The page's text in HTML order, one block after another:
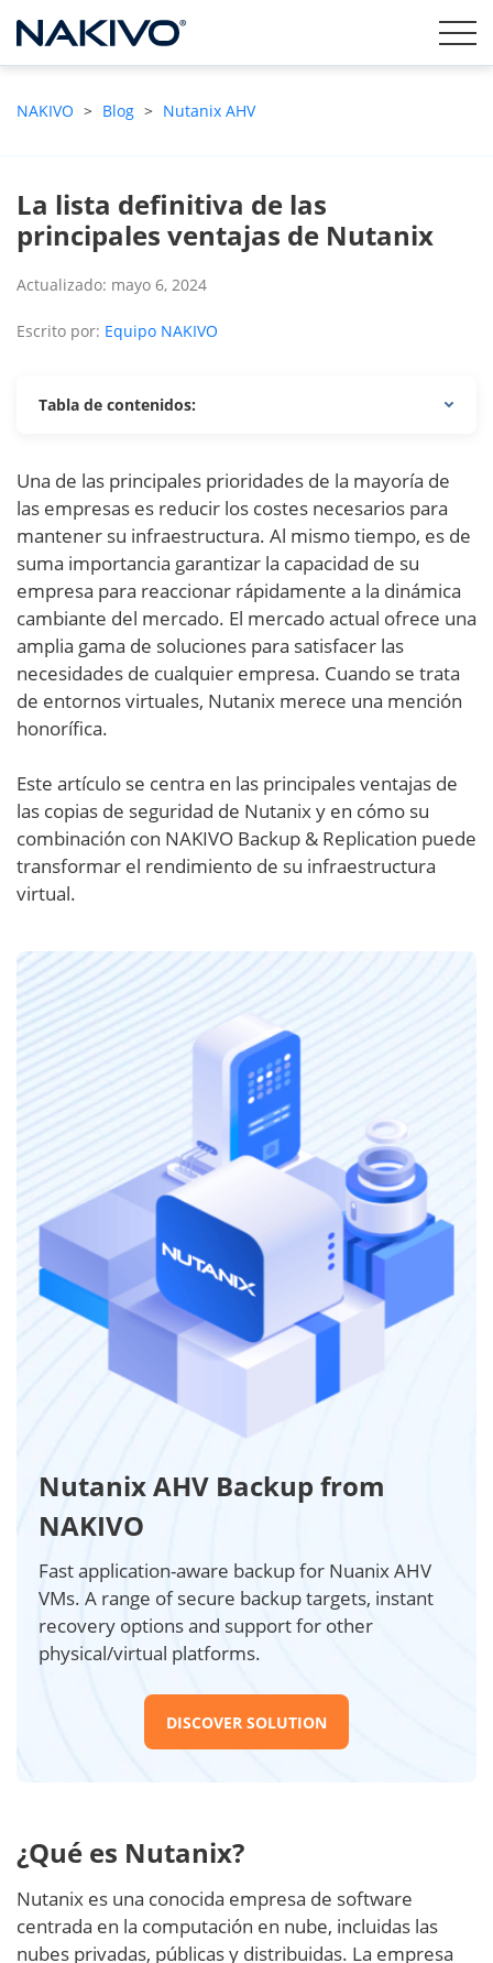
NAKIVO > Blog > Nutanix AHV
La lista definitiva de las
principales ventajas de Nutanix
Actualizado: mayo 6, 2024
Escrito por: Equipo NAKIVO
Tabla de contenidos:
Una de las principales prioridades de la mayoría de
las empresas es reducir los costes necesarios para
mantener su infraestructura. Al mismo tiempo, es de
suma importancia garantizar la capacidad de su
empresa para reaccionar rápidamente a la dinámica
cambiante del mercado. El mercado actual ofrece una
amplia gama de soluciones para satisfacer las
necesidades de cualquier empresa. Cuando se trata
de entornos virtuales, Nutanix merece una mención
honorífica.
Este artículo se centra en las principales ventajas de
las copias de seguridad de Nutanix y en cómo su
combinación con NAKIVO Backup & Replication puede
transformar el rendimiento de su infraestructura
virtual.
Nutanix AHV Backup from
NAKIVO
Fast application-aware backup for Nuanix AHV
VMs. A range of secure backup targets, instant
recovery options and support for other
physical/virtual platforms.
DISCOVER SOLUTION
¿Qué es Nutanix?
Nutanix es una conocida empresa de software
centrada en la computación en nube, incluidas las
nubes privadas, públicas y distribuidas. La empresa